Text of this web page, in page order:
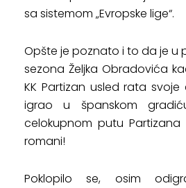
sa sistemom „Evropske lige“.
Opšte je poznato i to da je u
sezona Željka Obradovića
KK Partizan usled rata
igrao u španskom
celokupnom putu
romani!
Poklopilo se, osim